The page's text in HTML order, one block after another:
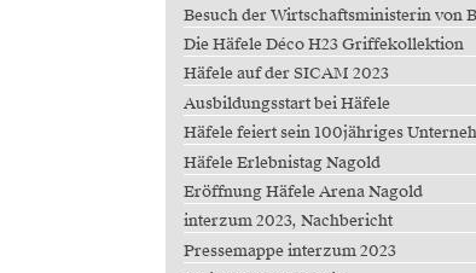
Besuch der Wirtschaftsministerin von
Die Häfele Déco H23 Griffekollektion
Häfele auf der SICAM 2023
Ausbildungsstart bei Häfele
Häfele feiert sein 100jähriges
Häfele Erlebnistag Nagold
Eröffnung Häfele Arena Nagold
interzum 2023, Nachbericht
Pressemappe interzum 2023